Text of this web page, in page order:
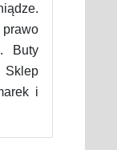
Buty
Sklep
i